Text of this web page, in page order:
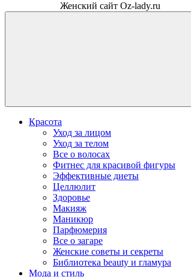
Женский сайт Oz-lady.ru
Красота
Уход за лицом
Уход за телом
Все о волосах
Фитнес для красивой фигуры
Эффективные диеты
Целлюлит
Здоровье
Макияж
Маникюр
Парфюмерия
Все о загаре
Женские советы и секреты
Библиотека beauty и гламура
Мода и стиль